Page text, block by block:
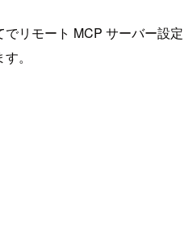
リモート MCP サーバー設定
。